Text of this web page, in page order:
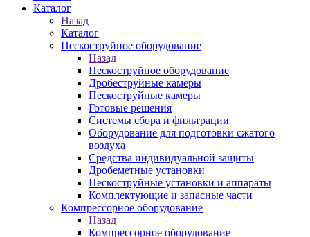
Каталог
Назад
Каталог
Пескоструйное оборудование
Назад
Пескоструйное оборудование
Дробеструйные камеры
Пескоструйные камеры
Готовые решения
Системы сбора и фильтрации
Оборудование для подготовки сжатого
воздуха
Средства индивидуальной защиты
Дробеметные установки
Пескоструйные установки и аппараты
Комплектующие и запасные части
Компрессорное оборудование
Назад
Компрессорное оборудование